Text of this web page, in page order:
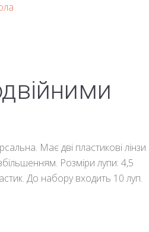
Має дві пластикові лінзи
Розміри лупи: 4,5
До набору входить 10 луп.